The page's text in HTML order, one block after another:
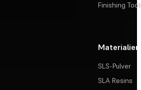
Finishing
Materialien
SLS-Pulver
SLA Resins